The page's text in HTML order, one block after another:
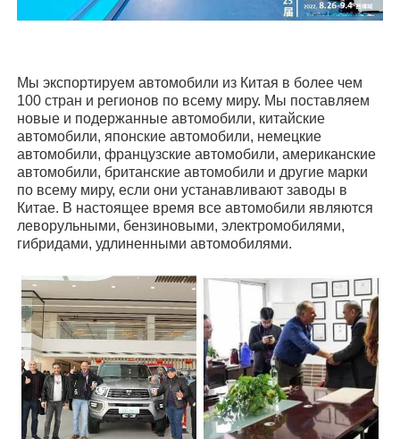
Мы экспортируем автомобили из Китая в более чем
100 стран и регионов по всему миру. Мы поставляем
новые и подержанные автомобили, китайские
автомобили, японские автомобили, немецкие
автомобили, французские автомобили, американские
автомобили, британские автомобили и другие марки
по всему миру, если они устанавливают заводы в
Китае. В настоящее время все автомобили являются
леворульными, бензиновыми, электромобилями,
гибридами, удлиненными автомобилями.